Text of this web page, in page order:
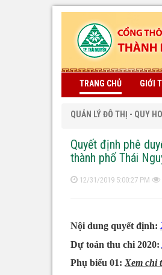
TRANG CHỦ GIỚI
QUẢN LÝ ĐÔ THỊ - QUY
Quyết định phê
thành phố Thái
12/31/2019 5:00:27 PM
Nội dung quyết định:
Dự toán thu chi 2020:
Phụ biểu 01: Xem chi